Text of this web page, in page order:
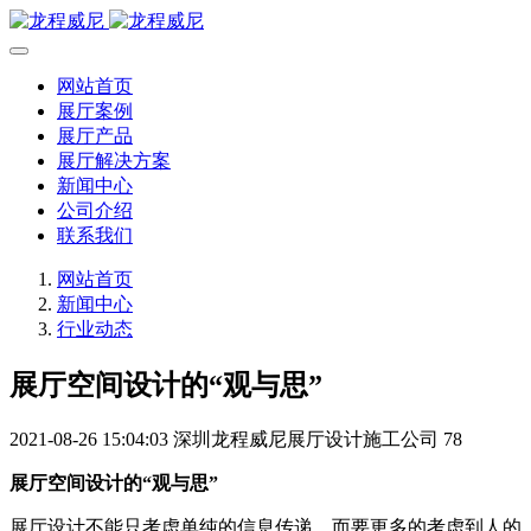
网站首页
展厅案例
展厅产品
展厅解决方案
新闻中心
公司介绍
联系我们
网站首页
新闻中心
行业动态
展厅空间设计的“观与思”
2021-08-26 15:04:03 深圳龙程威尼展厅设计施工公司 78
展厅空间设计的“观与思”
展厅设计不能只考虑单纯的信息传递，而要更多的考虑到人的